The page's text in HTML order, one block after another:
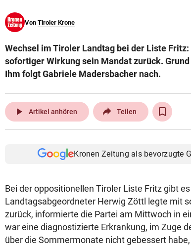
© Krone Multimedia GmbH & Co KG 2026
Von Tiroler Krone
Wechsel im Tiroler Landtag bei der Liste
sofortiger Wirkung sein Mandat zurück.
Ihm folgt Gabriele Madersbacher nach.
play_arrow Artikel anhören Teilen
Kronen Zeitung als bevorzugte
Bei der oppositionellen Tiroler Liste Fritz gibt
Landtagsabgeordneter Herwig Zöttl legte mit
zurück, informierte die Partei am Mittwoch in
war eine diagnostizierte Erkrankung, im Zuge
über die Sommermonate nicht gebessert